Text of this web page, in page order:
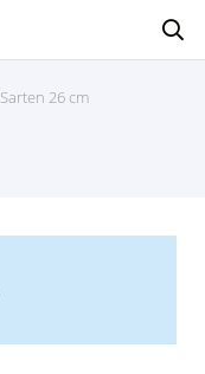
Sarten 26 cm